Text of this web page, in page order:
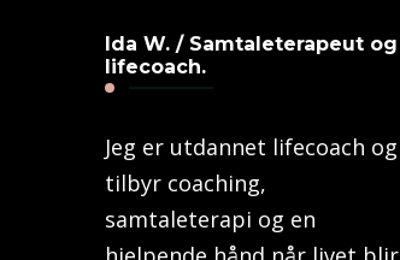
Ida W. / Samtaleterapeut og
lifecoach.
Jeg er utdannet lifecoach og
tilbyr coaching,
samtaleterapi og en